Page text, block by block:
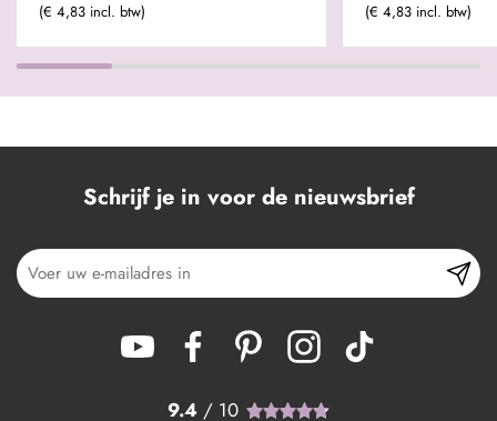
(€ 4,83 incl. btw) (€ 4,83 incl. btw)
Schrijf je in voor de nieuwsbrief
9.4 / 10